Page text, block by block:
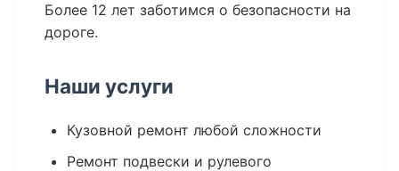
Более 12 лет заботимся о безопасности на
дороге.
Наши услуги
Кузовной ремонт любой сложности
Ремонт подвески и рулевого